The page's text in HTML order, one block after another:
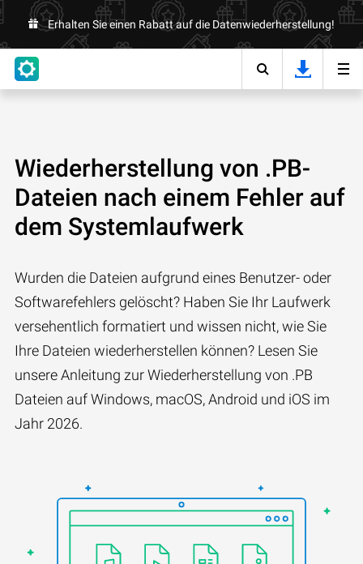
Erhalten Sie einen Rabatt auf die Datenwiederherstellung!
Wiederherstellung von .PB-
Dateien nach einem Fehler auf
dem Systemlaufwerk
Wurden die Dateien aufgrund eines Benutzer- oder
Softwarefehlers gelöscht? Haben Sie Ihr Laufwerk
versehentlich formatiert und wissen nicht, wie Sie
Ihre Dateien wiederherstellen können? Lesen Sie
unsere Anleitung zur Wiederherstellung von .PB
Dateien auf Windows, macOS, Android und iOS im
Jahr 2026.